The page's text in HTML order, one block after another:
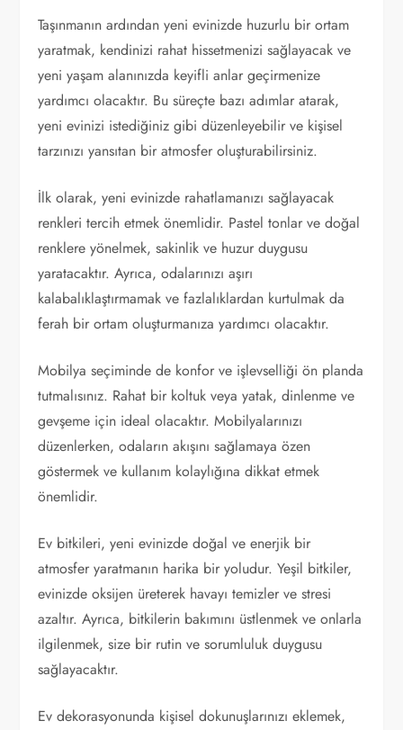
Taşınmanın ardından yeni evinizde huzurlu bir ortam
yaratmak, kendinizi rahat hissetmenizi sağlayacak ve
yeni yaşam alanınızda keyifli anlar geçirmenize
yardımcı olacaktır. Bu süreçte bazı adımlar atarak,
yeni evinizi istediğiniz gibi düzenleyebilir ve kişisel
tarzınızı yansıtan bir atmosfer oluşturabilirsiniz.
İlk olarak, yeni evinizde rahatlamanızı sağlayacak
renkleri tercih etmek önemlidir. Pastel tonlar ve doğal
renklere yönelmek, sakinlik ve huzur duygusu
yaratacaktır. Ayrıca, odalarınızı aşırı
kalabalıklaştırmamak ve fazlalıklardan kurtulmak da
ferah bir ortam oluşturmanıza yardımcı olacaktır.
Mobilya seçiminde de konfor ve işlevselliği ön planda
tutmalısınız. Rahat bir koltuk veya yatak, dinlenme ve
gevşeme için ideal olacaktır. Mobilyalarınızı
düzenlerken, odaların akışını sağlamaya özen
göstermek ve kullanım kolaylığına dikkat etmek
önemlidir.
Ev bitkileri, yeni evinizde doğal ve enerjik bir
atmosfer yaratmanın harika bir yoludur. Yeşil bitkiler,
evinizde oksijen üreterek havayı temizler ve stresi
azaltır. Ayrıca, bitkilerin bakımını üstlenmek ve onlarla
ilgilenmek, size bir rutin ve sorumluluk duygusu
sağlayacaktır.
Ev dekorasyonunda kişisel dokunuşlarınızı eklemek,